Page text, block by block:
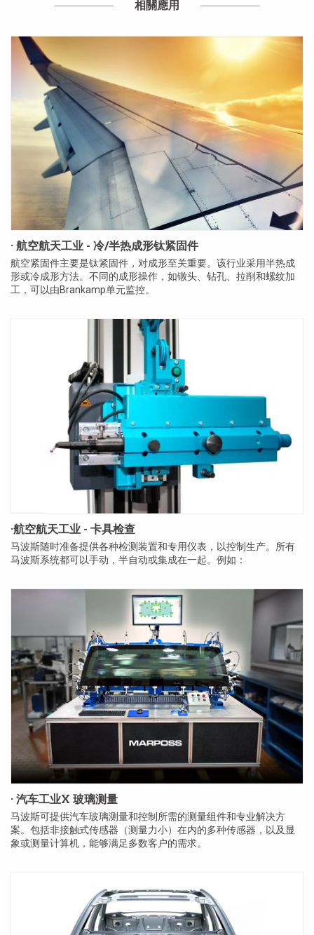
相關應用
· 航空航天工业 - 冷/半热成形钛紧固件
航空紧固件主要是钛紧固件，对成形至关重要。该行业采用半热成
形或冷成形方法。不同的成形操作，如镦头、钻孔、拉削和螺纹加
工，可以由Brankamp单元监控。
·航空航天工业 - 卡具检查
马波斯随时准备提供各种检测装置和专用仪表，以控制生产。所有
马波斯系统都可以手动，半自动或集成在一起。例如：
· 汽车工业X 玻璃测量
马波斯可提供汽车玻璃测量和控制所需的测量组件和专业解决方
案。包括非接触式传感器（测量力小）在内的多种传感器，以及显
象或测量计算机，能够满足多数客户的需求。